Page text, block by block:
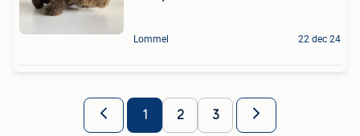
Lommel 22 dec 24
1 2 3